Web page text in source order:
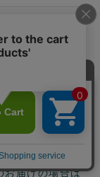
しいただけま
はログインし
録をしてご利用
す。
お届けの場合は